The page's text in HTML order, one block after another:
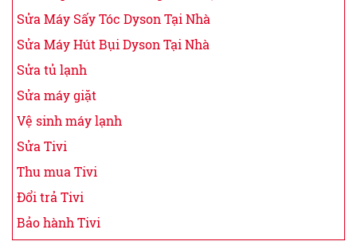
Sửa Máy Sấy Tóc Dyson Tại Nhà
Sửa Máy Hút Bụi Dyson Tại Nhà
Sửa tủ lạnh
Sửa máy giặt
Vệ sinh máy lạnh
Sửa Tivi
Thu mua Tivi
Đổi trả Tivi
Bảo hành Tivi